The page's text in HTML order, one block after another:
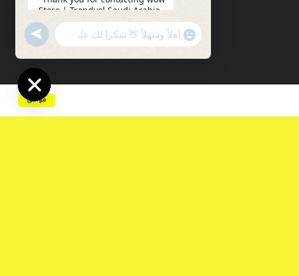
موافق
Hide
Store | Trendyol Saudi Arabia .
Please let us know how we can
serve you. Your inquiry will be
answered during working
"+chaty_settings.lang.emoji_picker+"
WhatsApp
undefined